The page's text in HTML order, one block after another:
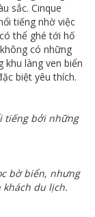
sắc. Cinque
tiếng nhờ việc
thể ghé tới hố
có những
khu làng ven biển
biệt yêu thích.
tiếng bởi những
bờ biển, nhưng
du lịch.